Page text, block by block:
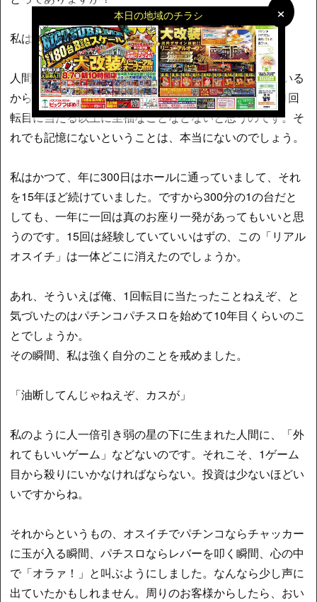
×
×
本日の地域のチラシ
私は、記憶にございません。
人間という生き物は、辛い記憶は脳が勝手に抹消している
からこそ生きていける、と聞いたことがありますが、1回
転目に当たる以上に至福なことなどないと思うのです。そ
れでも記憶にないということは、本当にないのでしょう。
私はかつて、年に300日はホールに通っていまして、それ
を15年ほど続けていました。ですから300分の1の台だと
しても、一年に一回は真のお座り一発があってもいいと思
うのです。15回は経験していていいはずの、この「リアル
オスイチ」は一体どこに消えたのでしょうか。
あれ、そういえば俺、1回転目に当たったことねえぞ、と
気づいたのはパチンコパチスロを始めて10年目くらいのこ
とでしょうか。
その瞬間、私は強く自分のことを戒めました。
「油断してんじゃねえぞ、カスが」
私のように人一倍引き弱の星の下に生まれた人間に、「外
れてもいいゲーム」などないのです。それこそ、1ゲーム
目から殺りにいかなければならない。投資は少ないほどい
いですからね。
それからというもの、オスイチでパチンコならチャッカー
に玉が入る瞬間、パチスロならレバーを叩く瞬間、心の中
で「オラァ！」と叫ぶようにしました。なんなら少し声に
出ていたかもしれません。周りのお客様からしたら、おい